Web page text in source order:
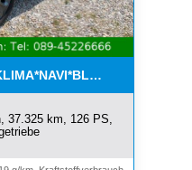
37.325 km, 126 PS,